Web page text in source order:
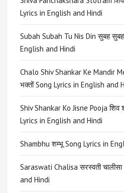
Lyrics in English and Hindi
Subah Subah Tu Nis Din सुबह
English and Hindi
Chalo Shiv Shankar Ke Mandir
भक्तों Song Lyrics in English and
Shiv Shankar Ko Jisne Pooja
Lyrics in English and Hindi
Shambhu शम्भू Song Lyrics in
Saraswati Chalisa सरस्वती
and Hindi